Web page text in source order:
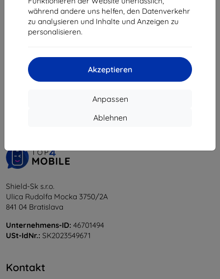
während andere uns helfen, den Datenverkehr
zu analysieren und Inhalte und Anzeigen zu
personalisieren.
Akzeptieren
Anpassen
Ablehnen
Letztes Stück auf Lager
vom ganzen5.
Shield-Sk s.r.o.
Ulica Rudolfa Mocka 3750/2A
841 04 Bratislava
Unternehmens-ID: 46701494
USt-IdNr.: SK2023549671
Kontakt